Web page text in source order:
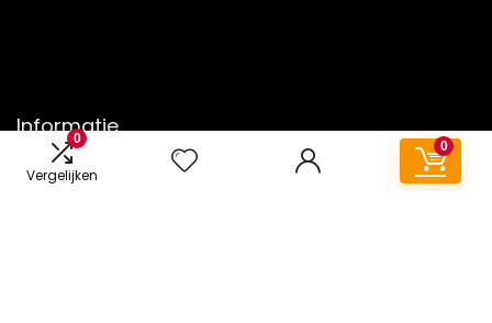
0
Vergelijken
0
Informatie
Contact